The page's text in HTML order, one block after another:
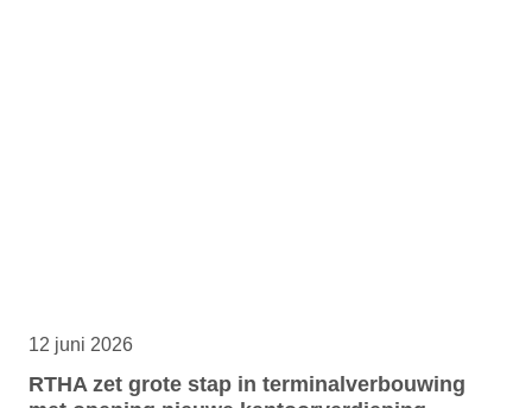
12 juni 2026
RTHA zet grote stap in terminalverbouwing